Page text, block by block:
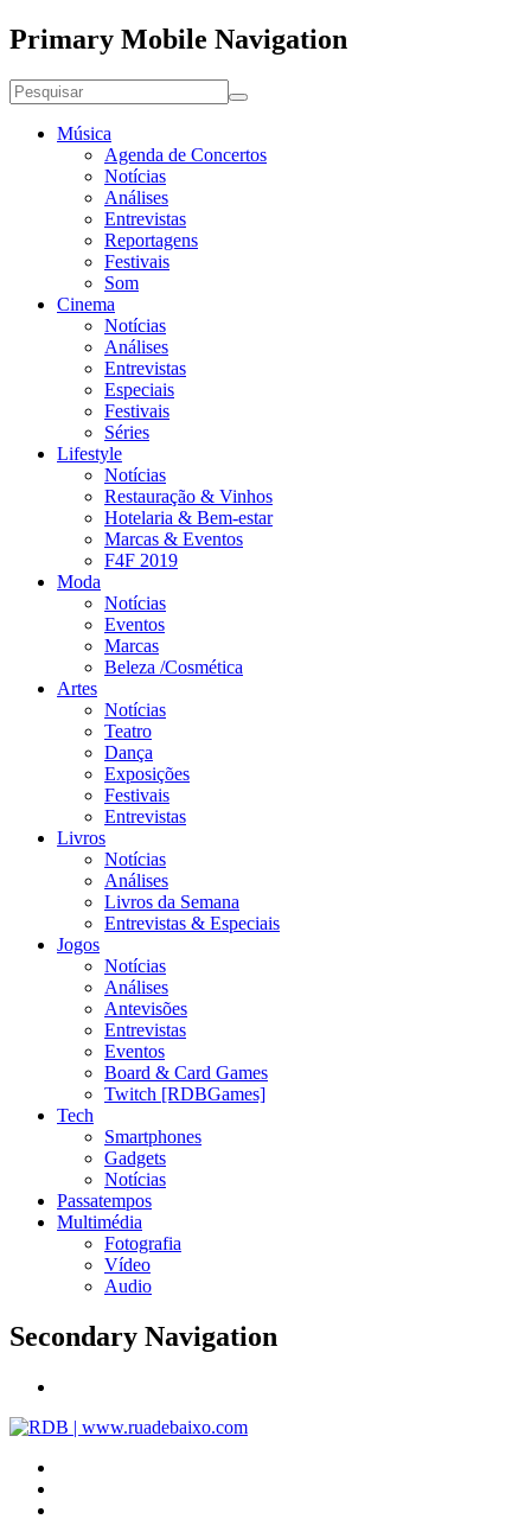
Primary Mobile Navigation
Música
Agenda de Concertos
Notícias
Análises
Entrevistas
Reportagens
Festivais
Som
Cinema
Notícias
Análises
Entrevistas
Especiais
Festivais
Séries
Lifestyle
Notícias
Restauração & Vinhos
Hotelaria & Bem-estar
Marcas & Eventos
F4F 2019
Moda
Notícias
Eventos
Marcas
Beleza /Cosmética
Artes
Notícias
Teatro
Dança
Exposições
Festivais
Entrevistas
Livros
Notícias
Análises
Livros da Semana
Entrevistas & Especiais
Jogos
Notícias
Análises
Antevisões
Entrevistas
Eventos
Board & Card Games
Twitch [RDBGames]
Tech
Smartphones
Gadgets
Notícias
Passatempos
Multimédia
Fotografia
Vídeo
Audio
Secondary Navigation